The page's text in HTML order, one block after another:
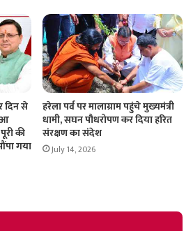
दिन से
की
गया
हरेला पर्व पर मालाग्राम पहुंचे मुख्यमंत्री
धामी, सघन पौधरोपण कर दिया हरित
संरक्षण का संदेश
July 14, 2026